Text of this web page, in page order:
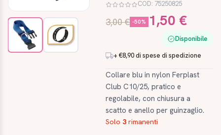
COD: 75250825
3,00 € -50% 1,50 €
Disponibile
+ €8,90 di spese di spedizione
Collare blu in nylon Ferplast
Club C10/25, pratico e
regolabile, con chiusura a
scatto e anello per guinzaglio.
Solo 3 rimanenti